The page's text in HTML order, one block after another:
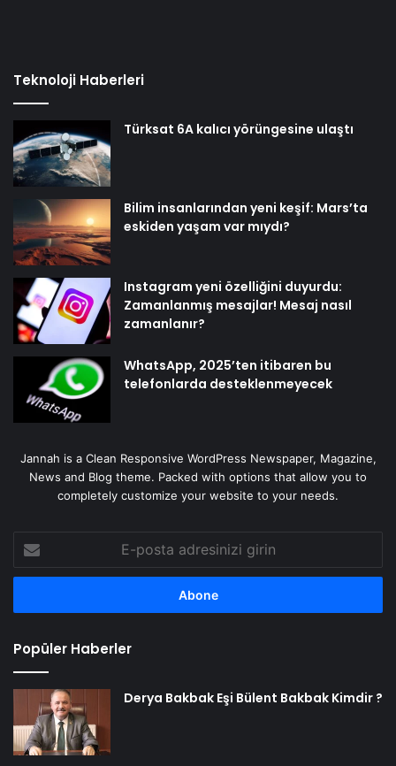
Teknoloji Haberleri
Türksat 6A kalıcı yörüngesine ulaştı
Bilim insanlarından yeni keşif: Mars’ta
eskiden yaşam var mıydı?
Instagram yeni özelliğini duyurdu:
Zamanlanmış mesajlar! Mesaj nasıl
zamanlanır?
WhatsApp, 2025’ten itibaren bu
telefonlarda desteklenmeyecek
Jannah is a Clean Responsive WordPress Newspaper, Magazine,
News and Blog theme. Packed with options that allow you to
completely customize your website to your needs.
posta
adresinizi
Popüler Haberler
Derya Bakbak Eşi Bülent Bakbak Kimdir ?